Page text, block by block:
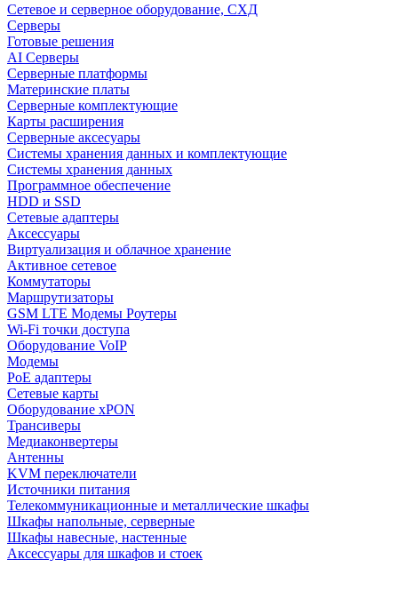
Сетевое и серверное оборудование, СХД
Cерверы
Готовые решения
AI Серверы
Серверные платформы
Материнские платы
Серверные комплектующие
Карты расширения
Серверные аксесуары
Системы хранения данных и комплектующие
Системы хранения данных
Программное обеспечение
HDD и SSD
Сетевые адаптеры
Аксессуары
Виртуализация и облачное хранение
Активное сетевое
Коммутаторы
Маршрутизаторы
GSM LTE Модемы Роутеры
Wi-Fi точки доступа
Оборудование VoIP
Модемы
PoE адаптеры
Сетевые карты
Оборудование xPON
Трансиверы
Медиаконвертеры
Антенны
KVM переключатели
Источники питания
Телекоммуникационные и металлические шкафы
Шкафы напольные, серверные
Шкафы навесные, настенные
Аксессуары для шкафов и стоек